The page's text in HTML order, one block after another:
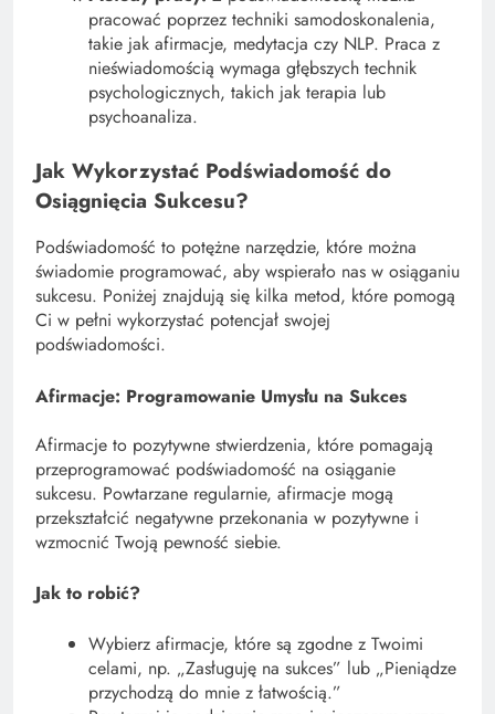
pracować poprzez techniki samodoskonalenia,
takie jak afirmacje, medytacja czy NLP. Praca z
nieświadomością wymaga głębszych technik
psychologicznych, takich jak terapia lub
psychoanaliza.
Jak Wykorzystać Podświadomość do
Osiągnięcia Sukcesu?
Podświadomość to potężne narzędzie, które można
świadomie programować, aby wspierało nas w osiąganiu
sukcesu. Poniżej znajdują się kilka metod, które pomogą
Ci w pełni wykorzystać potencjał swojej
podświadomości.
Afirmacje: Programowanie Umysłu na Sukces
Afirmacje to pozytywne stwierdzenia, które pomagają
przeprogramować podświadomość na osiąganie
sukcesu. Powtarzane regularnie, afirmacje mogą
przekształcić negatywne przekonania w pozytywne i
wzmocnić Twoją pewność siebie.
Jak to robić?
Wybierz afirmacje, które są zgodne z Twoimi
celami, np. „Zasługuję na sukces” lub „Pieniądze
przychodzą do mnie z łatwością.”